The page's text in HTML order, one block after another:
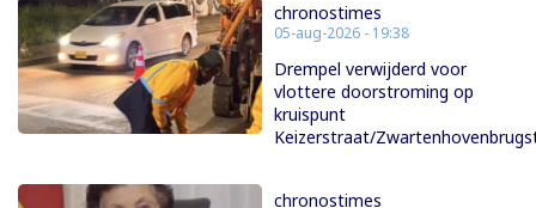
chronostimes
05-aug-2026 - 19:38
Drempel verwijderd voor
vlottere doorstroming op
kruispunt
Keizerstraat/
chronostimes